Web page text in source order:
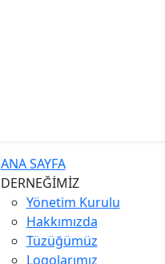
ANA SAYFA
DERNEĞİMİZ
Yönetim Kurulu
Hakkımızda
Tüzüğümüz
Logolarımız